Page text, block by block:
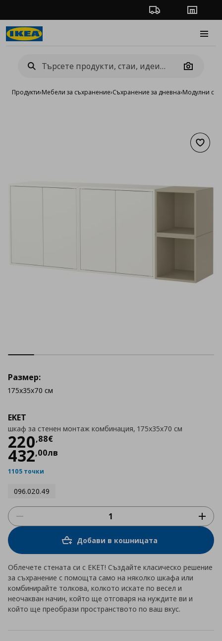
Проследяване на
Camera
Продукти›Мебели за съхранение›Съхранение за дневна›Модулни
EKET
шкаф за стенен монтаж комбинация, 175x35x70 см
220,88€
Цена220,88 €
432,00лв
1105 точки
096.020.49
Размер:
175x35x70 см
Добави в кошницата
Облечете стената си с EKET! Създайте класическо решение
за съхранение с помощта само на няколко шкафа или
комбинирайте толкова, колкото искате по весел и
неочакван начин, който ще отговаря на нуждите ви и
който ще преобрази пространството по ваш вкус.